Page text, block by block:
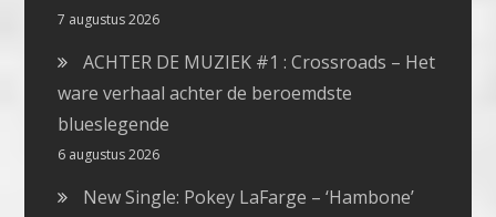
7 augustus 2026
ACHTER DE MUZIEK #1 : Crossroads – Het
ware verhaal achter de beroemdste
blueslegende
6 augustus 2026
New Single: Pokey LaFarge – ‘Hambone’